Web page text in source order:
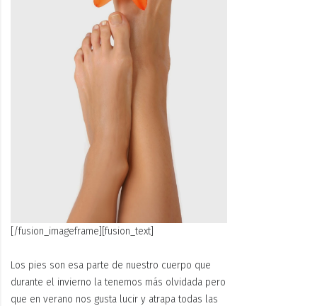
[/fusion_imageframe][fusion_text]
Los pies son esa parte de nuestro cuerpo que
durante el invierno la tenemos más olvidada pero
que en verano nos gusta lucir y atrapa todas las